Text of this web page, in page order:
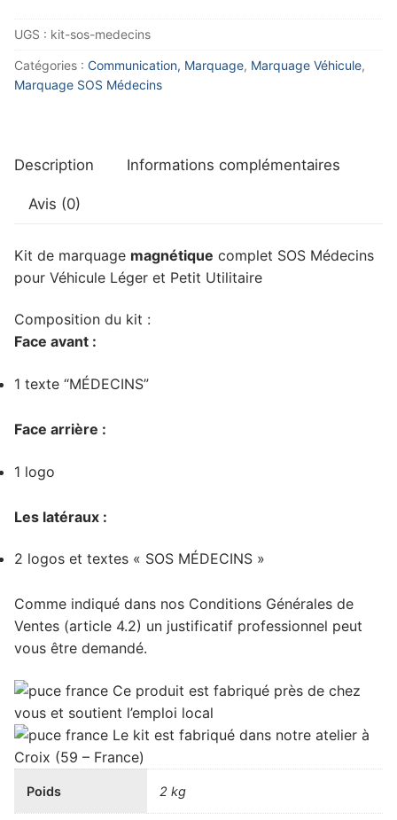
SOS
Médecins
UGS : kit-sos-medecins
Catégories : Communication, Marquage, Marquage Véhicule,
Marquage SOS Médecins
Description Informations complémentaires
Avis (0)
Kit de marquage magnétique complet SOS Médecins
pour Véhicule Léger et Petit Utilitaire
Composition du kit :
Face avant :
1 texte “MÉDECINS”
Face arrière :
1 logo
Les latéraux :
2 logos et textes « SOS MÉDECINS »
Comme indiqué dans nos Conditions Générales de
Ventes (article 4.2) un justificatif professionnel peut
vous être demandé.
Ce produit est fabriqué près de chez
vous et soutient l’emploi local
Le kit est fabriqué dans notre atelier à
Croix (59 – France)
Poids 2 kg